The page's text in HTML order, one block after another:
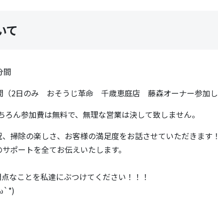
て
間
2日のみ おそうじ革命 千歳恵庭店 藤森オーナー参加し
ん参加費は無料で、無理な営業は決して致しません。
掃除の楽しさ、お客様の満足度をお話させていただきます
ポートを全てお伝えいたします。
なことを私達にぶつけてください！！！